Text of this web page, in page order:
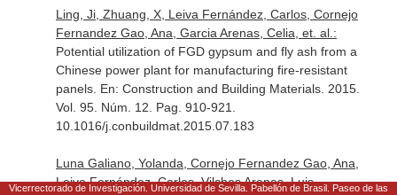
Ling, Ji, Zhuang, X, Leiva Fernández, Carlos, Cornejo
Fernandez Gao, Ana, Garcia Arenas, Celia, et. al.:
Potential utilization of FGD gypsum and fly ash from a
Chinese power plant for manufacturing fire-resistant
panels. En: Construction and Building Materials. 2015.
Vol. 95. Núm. 12. Pag. 910-921.
10.1016/j.conbuildmat.2015.07.183
Luna Galiano, Yolanda, Cornejo Fernandez Gao, Ana,
Leiva Fernández, Carlos, Vilches Arenas, Luis
Vicerrectorado de Investigación. Universidad de Sevilla. Pabellón de Brasil. Paseo de las